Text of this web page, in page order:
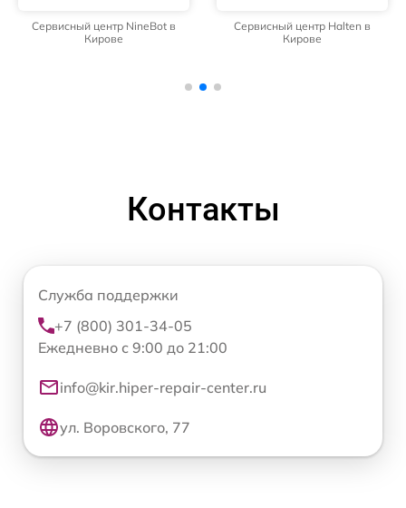
Сервисный центр NineBot в
Кирове
Сервисный центр Halten в
Кирове
Контакты
Служба поддержки
+7 (800) 301-34-05
Ежедневно с 9:00 до 21:00
info@kir.hiper-repair-center.ru
ул. Воровского, 77